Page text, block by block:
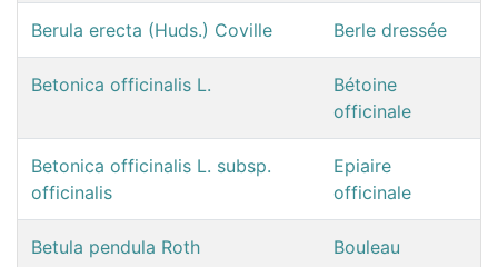
Berula erecta (Huds.) Coville Berle dressée
Betonica officinalis L.
Bétoine
officinale
Betonica officinalis L. subsp.
officinalis
Epiaire
officinale
Betula pendula Roth
Bouleau